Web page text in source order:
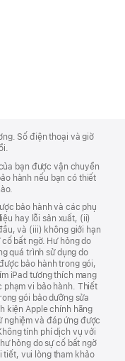
Số điện thoại và giờ
bạn được vận chuyển
hành nếu bạn có thiết
bảo hành và các phụ
hay lỗi sản xuất, (ii)
và (iii) không giới hạn
bất ngờ. Hư hỏng do
quá trình sử dụng do
bảo hành trong gói,
iPad tương thích mang
phạm vi bảo hành. Thiết
gói bảo dưỡng sửa
kiện Apple chính hãng
nghiệm và đáp ứng được
tính phí dịch vụ với
hỏng do sự cố bất ngờ
tiết, vui lòng tham khảo